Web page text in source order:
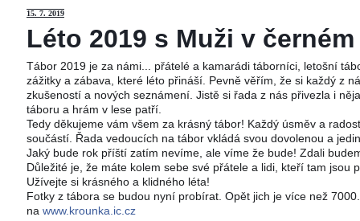
15. 7. 2019
Léto 2019 s Muži v
Tábor 2019 je za námi... přátelé a kamarádi táborníci, letošní
zážitky a zábava, které léto přináší. Pevně věřím, že si každý z
zkušeností a nových seznámení. Jistě si řada z nás přivezla i
táboru a hrám v lese patří.
Tedy děkujeme vám všem za krásný tábor! Každý úsměv a
součástí. Řada vedoucích na tábor vkládá svou dovolenou a
Jaký bude rok příští zatím nevíme, ale víme že bude! Zdali
Důležité je, že máte kolem sebe své přátele a lidi, kteří tam jsou
Užívejte si krásného a klidného léta!
Fotky z tábora se budou nyní probírat. Opět jich je více než
na www.krounka.ic.cz